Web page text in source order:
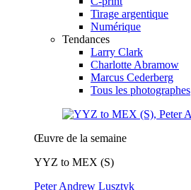
Tirage argentique
Numérique
Tendances
Larry Clark
Charlotte Abramow
Marcus Cederberg
Tous les photographes
Œuvre de la semaine
YYZ to MEX (S)
Peter Andrew Lusztyk